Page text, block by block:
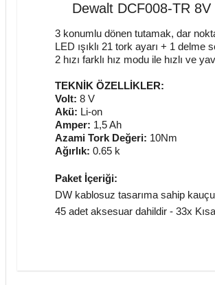
Dewalt DCF008-TR
3 konumlu dönen tutamak, dar
LED ışıklı 21 tork ayarı + 1 delme
2 hızı farklı hız modu ile hızlı ve
TEKNİK ÖZELLİKLER:
Volt: 8 V
Akü: Li-on
Amper: 1,5 Ah
Azami Tork Değeri: 10Nm
Ağırlık: 0.65 k
Paket İçeriği:
DW kablosuz tasarıma sahip
45 adet aksesuar dahildir - 33x